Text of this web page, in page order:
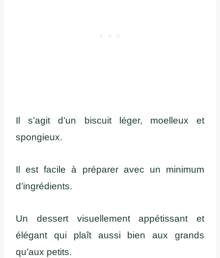
Il s’agit d’un biscuit léger, moelleux et
spongieux.
Il est facile à préparer avec un minimum
d’ingrédients.
Un dessert visuellement appétissant et
élégant qui plaît aussi bien aux grands
qu’aux petits.